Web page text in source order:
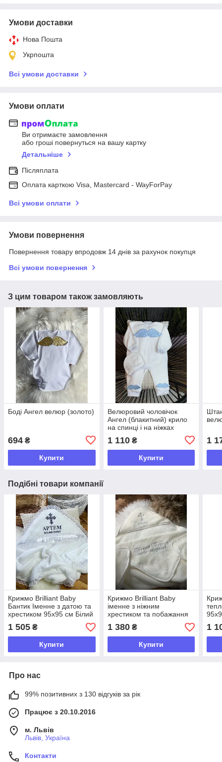
Умови доставки
Нова Пошта
Укрпошта
Всі умови доставки
Умови оплати
Ви отримаєте замовлення
або гроші повернуться на вашу картку
Детальніше
Післяплата
Оплата карткою Visa, Mastercard - WayForPay
Всі умови оплати
Умови повернення
Повернення товару впродовж 14 днів за рахунок покупця
Всі умови повернення
З цим товаром також замовляють
Боді Ангел велюр (золото)
694 ₴
Купити
Велюровий чоловічок
Ангел (блакитний) крило
на спинці і на ніжках
1 110₴
Купити
1
Подібні товари компанії
Крижмо Brilliant Baby
Бантик Іменне з датою та
хрестиком 95х95 см Білий
(BB019)
1 505 ₴
Купити
Крижмо Brilliant Baby
іменне з ніжним
хрестиком та побажання
95х95 см Айворі (BB100)
1 380₴
Купити
1
Про нас
99% позитивних з 130 відгуків за рік
Працює з 20.10.2016
м. Львів
Львів, Україна
Контакти